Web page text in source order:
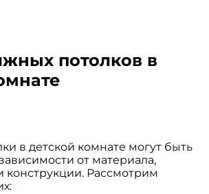
потолков в
в детской комнате могут быть
от материала,
конструкции. Рассмотрим